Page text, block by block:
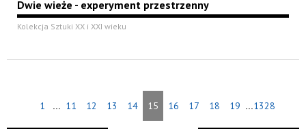
Dwie wieże - experyment przestrzenny
Kolekcja Sztuki XX i XXI wieku
1 ... 11 12 13 14 15 16 17 18 19 ...1328